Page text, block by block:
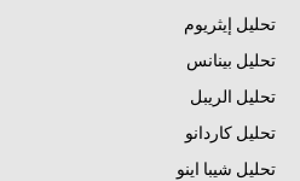
تحليل إيثريوم
تحليل بينانس
تحليل الريبل
تحليل كاردانو
تحليل شيبا اينو